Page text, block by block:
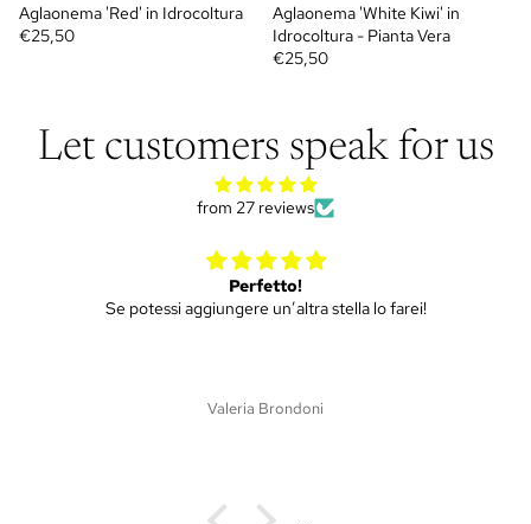
Aglaonema 'Red' in Idrocoltura
€25,50
Aglaonema 'White Kiwi' in
Idrocoltura - Pianta Vera
€25,50
Let customers speak for us
from 27 reviews
Piantina molto bella, spedizione efficiente e
Martina Dri